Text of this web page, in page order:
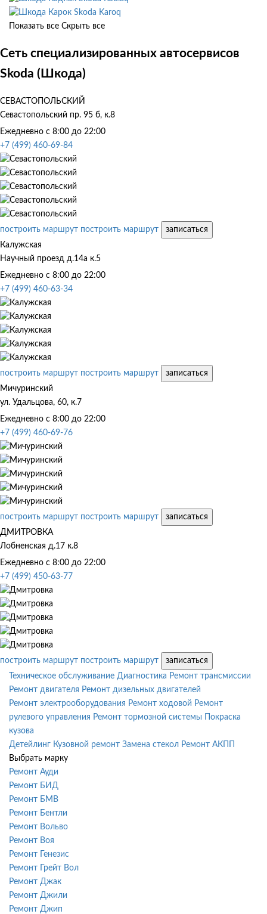
Skoda Karoq
Показать все Скрыть все
Сеть специализированных автосервисов
Skoda (Шкода)
СЕВАСТОПОЛЬСКИЙ
Севастопольский пр. 95 б, к.8
Ежедневно с 8:00 до 22:00
+7 (499) 460-69-84
построить маршрут построить маршрут
записаться
Калужская
Научный проезд д.14а к.5
Ежедневно с 8:00 до 22:00
+7 (499) 460-63-34
построить маршрут построить маршрут
записаться
Мичуринский
ул. Удальцова, 60, к.7
Ежедневно с 8:00 до 22:00
+7 (499) 460-69-76
построить маршрут построить маршрут
записаться
ДМИТРОВКА
Лобненская д.17 к.8
Ежедневно с 8:00 до 22:00
+7 (499) 450-63-77
построить маршрут построить маршрут
записаться
Техническое обслуживание Диагностика Ремонт трансмиссии
Ремонт двигателя Ремонт дизельных двигателей
Ремонт электрооборудования Ремонт ходовой Ремонт
рулевого управления Ремонт тормозной системы
Покраска
кузова
Детейлинг Кузовной ремонт Замена стекол Ремонт АКПП
Выбрать марку
Ремонт Ауди
Ремонт БИД
Ремонт БМВ
Ремонт Бентли
Ремонт Вольво
Ремонт Воя
Ремонт Генезис
Ремонт Грейт Вол
Ремонт Джак
Ремонт Джили
Ремонт Джип